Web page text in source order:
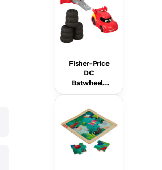
Fisher-Price
DC
Batwheels
Collezione Di
Giocattolo Da
Lancio in
Scala 1:55, I
Modelli
Possono